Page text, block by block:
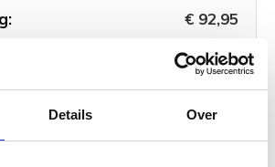
Details Over
€ 92,95
Toevoegen aan winkelwagen